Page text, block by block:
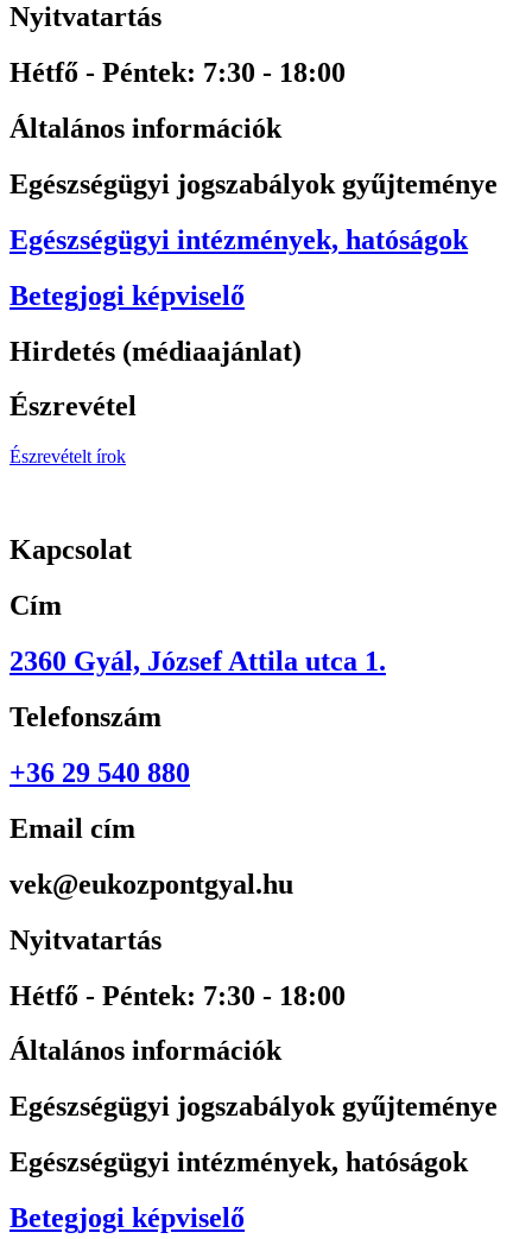
Nyitvatartás
Hétfő - Péntek: 7:30 - 18:00
Általános információk
Egészségügyi jogszabályok gyűjteménye
Egészségügyi intézmények, hatóságok
Betegjogi képviselő
Hirdetés (médiaajánlat)
Észrevétel
Észrevételt írok
Kapcsolat
Cím
2360 Gyál, József Attila utca 1.
Telefonszám
+36 29 540 880
Email cím
vek@eukozpontgyal.hu
Nyitvatartás
Hétfő - Péntek: 7:30 - 18:00
Általános információk
Egészségügyi jogszabályok gyűjteménye
Egészségügyi intézmények, hatóságok
Betegjogi képviselő